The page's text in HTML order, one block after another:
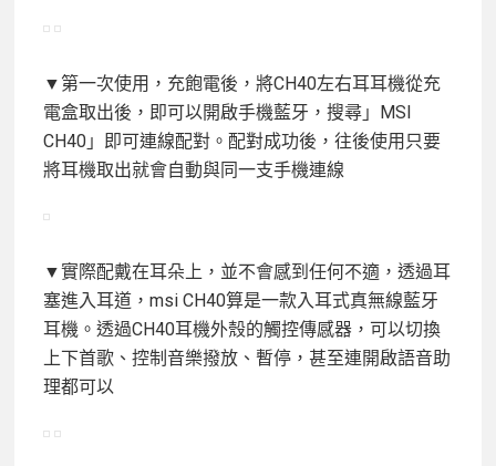
▼第一次使用，充飽電後，將CH40左右耳耳機從充
電盒取出後，即可以開啟手機藍牙，搜尋」MSI
CH40」即可連線配對。配對成功後，往後使用只要
將耳機取出就會自動與同一支手機連線
▼實際配戴在耳朵上，並不會感到任何不適，透過耳
塞進入耳道，msi CH40算是一款入耳式真無線藍牙
耳機。透過CH40耳機外殼的觸控傳感器，可以切換
上下首歌、控制音樂撥放、暫停，甚至連開啟語音助
理都可以